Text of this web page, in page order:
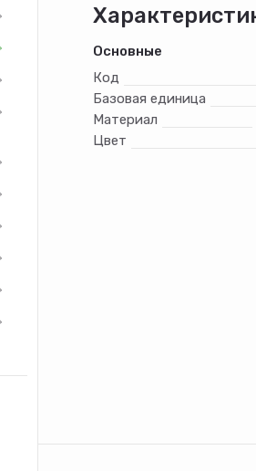
Основные
Код
Базовая единица
Материал
Цвет